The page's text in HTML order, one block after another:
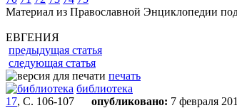
Материал из Православной Энциклопедии
ЕВГЕНИЯ
предыдущая статья
следующая статья
печать
библиотека
17, С. 106-107 опубликовано: 7 февраля